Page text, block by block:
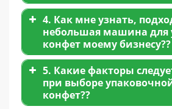
4. Как мне узнать,
небольшая машина для
конфет моему бизнесу??
5. Какие факторы
при выборе
конфет??